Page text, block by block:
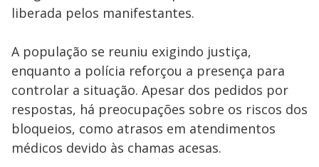
liberada pelos manifestantes.
A população se reuniu exigindo justiça,
enquanto a polícia reforçou a presença para
controlar a situação. Apesar dos pedidos por
respostas, há preocupações sobre os riscos dos
bloqueios, como atrasos em atendimentos
médicos devido às chamas acesas.